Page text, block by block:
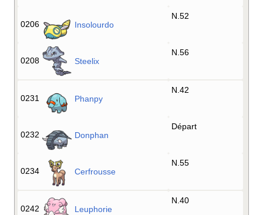
0206 Insolourdo
N.52
0208 Steelix
N.56
0231 Phanpy
N.42
0232 Donphan
Départ
0234 Cerfrousse
N.55
0242 Leuphorie
N.40